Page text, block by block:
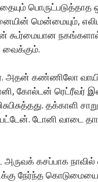
மென்மையும், எலியின்
தன் கூர்மையான
வைக்கும்.
அதன் கண்ணிலோ
கோல்டன் ரெட்ரீவர்
தக்காளி
பட்டேன். டோனி வாடை
கசப்பாக நாவில்
நேர்ந்த